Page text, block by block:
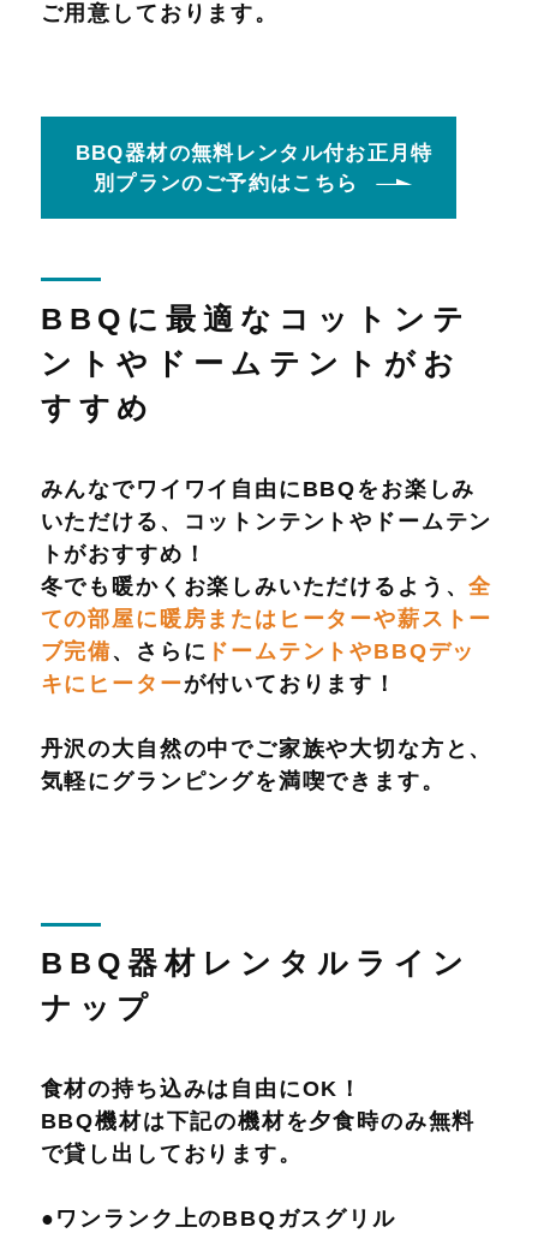
ご用意しております。
BBQ器材の無料レンタル付お正月特
別プランのご予約はこちら
BBQに最適なコットンテ
ントやドームテントがお
すすめ
みんなでワイワイ自由にBBQをお楽しみ
いただける、コットンテントやドームテン
トがおすすめ！
冬でも暖かくお楽しみいただけるよう、全
ての部屋に暖房またはヒーターや薪ストー
ブ完備、さらに ドームテントやBBQデッ
キにヒーターが付いております！
丹沢の大自然の中でご家族や大切な方と、
気軽にグランピングを満喫できます。
BBQ器材レンタルライン
ナップ
食材の持ち込みは自由にOK！
BBQ機材は下記の機材を夕食時のみ無料
で貸し出しております。
●ワンランク上のBBQガスグリル